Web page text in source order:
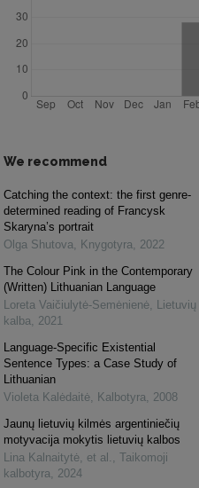
We recommend
Catching the context: the first genre-
determined reading of Francysk
Skaryna’s portrait
Olga Shutova, Knygotyra, 2022
The Colour Pink in the Contemporary
(Written) Lithuanian Language
Loreta Vaičiulytė-Semėnienė, Lietuvių
kalba, 2021
Language-Specific Existential
Sentence Types: a Case Study of
Lithuanian
Violeta Kalėdaitė, Kalbotyra, 2008
Jaunų lietuvių kilmės argentiniečių
motyvacija mokytis lietuvių kalbos
Lina Kalnaitytė, et al. , Taikomoji
kalbotyra, 2024